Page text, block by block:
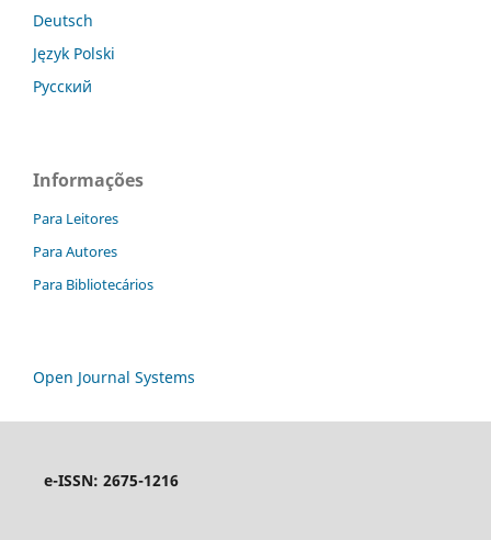
Deutsch
Język Polski
Русский
Informações
Para Leitores
Para Autores
Para Bibliotecários
Open Journal Systems
e-ISSN: 2675-1216